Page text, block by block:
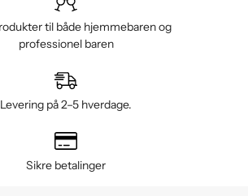
til både hjemmebaren og
professionel baren
Levering på 2–5 hverdage.
Sikre betalinger